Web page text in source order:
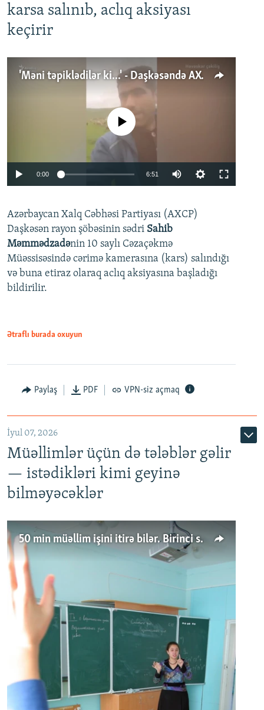
karsa salınıb, aclıq aksiyası
keçirir
'Məni təpiklədilər ki...' - Daşkəsəndə AXCP fəalının yaxınları onun həbsinə etiraz edirlər
Auto 240p 360p
720p 1080p
No media source currently available
0:00 6:51
360p
720p
1080p
Azərbaycan Xalq Cəbhəsi Partiyası (AXCP)
Daşkəsən rayon şöbəsinin sədri Sahib
Məmmədzadənin 10 saylı Cəzaçəkmə
Müəssisəsində cərimə kamerasına (kars) salındığı
və buna etiraz olaraq aclıq aksiyasına başladığı
bildirilir.
Ətraflı burada oxuyun
Paylaş PDF VPN-siz açmaq
İyul 07, 2026
Müəllimlər üçün də tələblər gəlir
— istədikləri kimi geyinə
bilməyəcəklər
50 min müəllim işini itirə bilər. Birinci sinfə gedənlər azalır